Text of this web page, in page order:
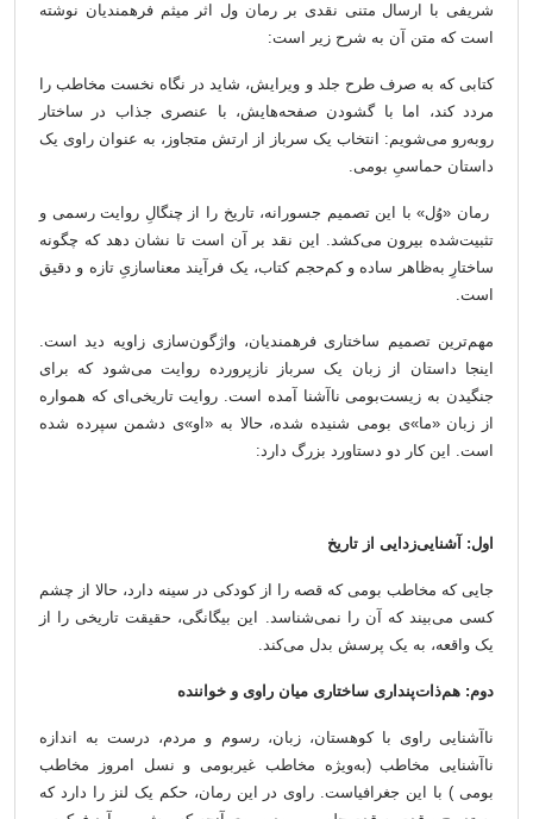
شریفی با ارسال متنی نقدی بر رمان ول اثر میثم فرهمندیان نوشته
است که متن آن به شرح زیر است:
کتابی که به صرف طرح جلد و ویرایش، شاید در نگاه نخست مخاطب را
مردد کند، اما با گشودن صفحه‌هایش، با عنصری جذاب در ساختار
روبه‌رو می‌شویم: انتخاب یک سرباز از ارتش متجاوز، به عنوان راوی یک
داستان حماسیِ بومی.
رمان «وُل» با این تصمیم جسورانه، تاریخ را از چنگالِ روایت رسمی و
تثبیت‌شده بیرون می‌کشد. این نقد بر آن است تا نشان دهد که چگونه
ساختارِ به‌ظاهر ساده و کم‌حجم کتاب، یک فرآیند معناسازیِ تازه و دقیق
است.
مهم‌ترین تصمیم ساختاری فرهمندیان، واژگون‌سازی زاویه دید است.
اینجا داستان از زبان یک سرباز نازپرورده‌ روایت می‌شود که برای
جنگیدن به زیست‌بومی ناآشنا آمده است. روایت تاریخی‌ای که همواره
از زبان «ما»ی بومی شنیده شده، حالا به «او»ی دشمن سپرده شده
است. این کار دو دستاورد بزرگ دارد:
اول: آشنایی‌زدایی از تاریخ
جایی که مخاطب بومی که قصه را از کودکی در سینه دارد، حالا از چشم
کسی می‌بیند که آن را نمی‌شناسد. این بیگانگی، حقیقت تاریخی را از
یک واقعه، به یک پرسش بدل می‌کند.
دوم: هم‌ذات‌پنداری ساختاری میان راوی و خواننده
ناآشنایی راوی با کوهستان، زبان، رسوم و مردم، درست به اندازه
ناآشنایی مخاطب (به‌ویژه مخاطب غیربومی و نسل امروز مخاطب
بومی ) با این جغرافیاست. راوی در این رمان، حکم یک لنز را دارد که